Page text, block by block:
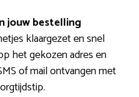
jouw bestelling
klaargezet en snel
het gekozen adres en
of mail ontvangen met